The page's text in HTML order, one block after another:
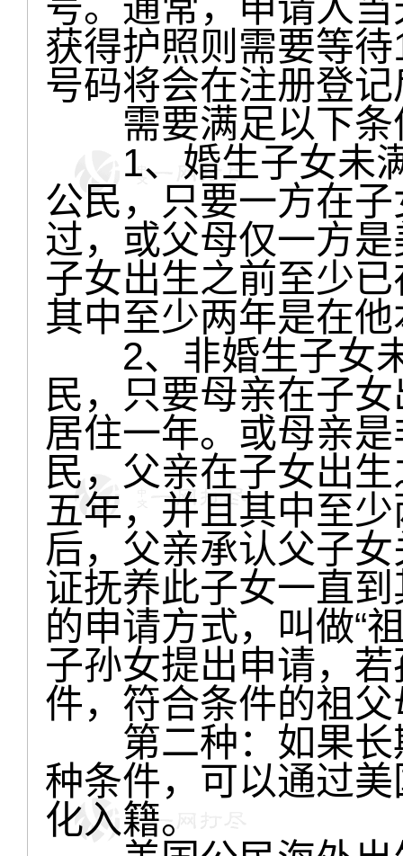
获得护照则需要等
号码将会在注册登
需要满足以下条
1、婚生子女未满
公民，只要一方在
过，或父母仅一方
子女出生之前至少
其中至少两年是在
2、非婚生子女未
民，只要母亲在子
居住一年。或母亲
民，父亲在子女出
五年，并且其中至
后，父亲承认父子
证抚养此子女一直
的申请方式，叫做“
子孙女提出申请，
件，符合条件的祖
第二种：如果长
种条件，可以通过
化入籍。